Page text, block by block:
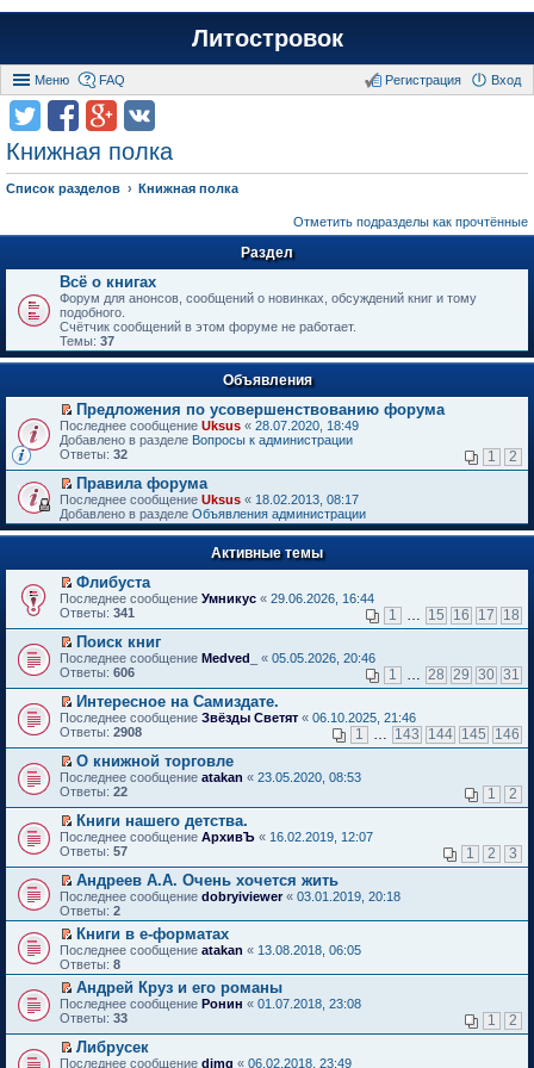
Литостровок
Меню FAQ Вход
Регистрация
Книжная полка
Список разделов Книжная полка
Отметить подразделы как прочтённые
Раздел
Всё о книгах
Форум для анонсов, сообщений о новинках, обсуждений книг и тому
подобного.
Счётчик сообщений в этом форуме не работает.
Темы: 37
Объявления
П
е
р
й
т
и
к
п
в
о
м
у
н
е
п
р
о
ч
и
т
а
н
н
о
м
у
с
о
о
б
щ
е
н
и
ю
Предложения по усовершенствованию форума
Последнее сообщение Uksus « 28.07.2020, 18:49
Добавлено в разделе Вопросы к администрации
Ответы: 32 1 2
П
е
р
е
т
и
к
п
р
в
о
м
у
н
е
п
р
о
ч
и
т
а
н
н
о
м
у
с
о
о
б
щ
е
н
и
ю
Правила форума
Последнее сообщение Uksus « 18.02.2013, 08:17
Добавлено в разделе Объявления администрации
Активные темы
П
е
е
й
т
и
к
п
е
р
в
о
м
у
н
е
п
р
о
ч
и
т
а
н
н
о
м
у
с
о
о
б
Флибуста
Последнее сообщение Умникус « 29.06.2026, 16:44
Ответы: 341 1 … 15 16 17 18
П
е
е
й
т
и
к
п
е
р
в
о
м
у
н
е
п
р
о
ч
и
т
а
н
н
о
м
у
Поиск книг
Последнее сообщение Medved_ « 05.05.2026, 20:46
Ответы: 606 1 … 28 29 30 31
П
е
е
й
т
и
к
п
е
р
в
о
м
у
н
е
п
р
о
ч
и
а
н
Интересное на Самиздате.
Последнее сообщение Звёзды Светят « 06.10.2025, 21:46
Ответы: 2908 1 … 143 144 145 146
П
е
е
й
т
и
к
п
е
р
в
о
м
у
н
е
п
р
о
ч
О книжной торговле
Последнее сообщение atakan « 23.05.2020, 08:53
Ответы: 22 1 2
П
е
е
й
т
и
п
е
р
в
о
м
у
н
е
Книги нашего детства.
Последнее сообщение АрхивЪ « 16.02.2019, 12:07
Ответы: 57 1 2 3
П
е
р
е
й
т
и
к
п
е
р
в
о
Андреев А.А. Очень хочется жить
Последнее сообщение dobryiviewer« 03.01.2019, 20:18
Ответы: 2
П
е
р
е
й
т
и
к
п
Книги в е-форматах
Последнее сообщение atakan « 13.08.2018, 06:05
Ответы: 8
П
е
е
й
Андрей Круз и его романы
Последнее сообщение Ронин « 01.07.2018, 23:08
Ответы: 33 1 2
П
Либрусек
Последнее сообщение dimg « 06.02.2018, 23:49